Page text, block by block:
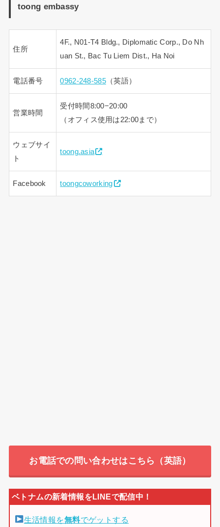
toong embassy
住所
4F., N01-T4 Bldg., Diplomatic Corp., Do Nh
uan St., Bac Tu Liem Dist., Ha Noi
電話番号 0962-248-585（英語）
営業時間
受付時間8:00−20:00
（オフィス使用は22:00まで）
ウェブサイ
ト
toong.asia
Facebook toongcoworking
お電話での問い合わせはこちら（英語）
生活情報を無料でゲットする